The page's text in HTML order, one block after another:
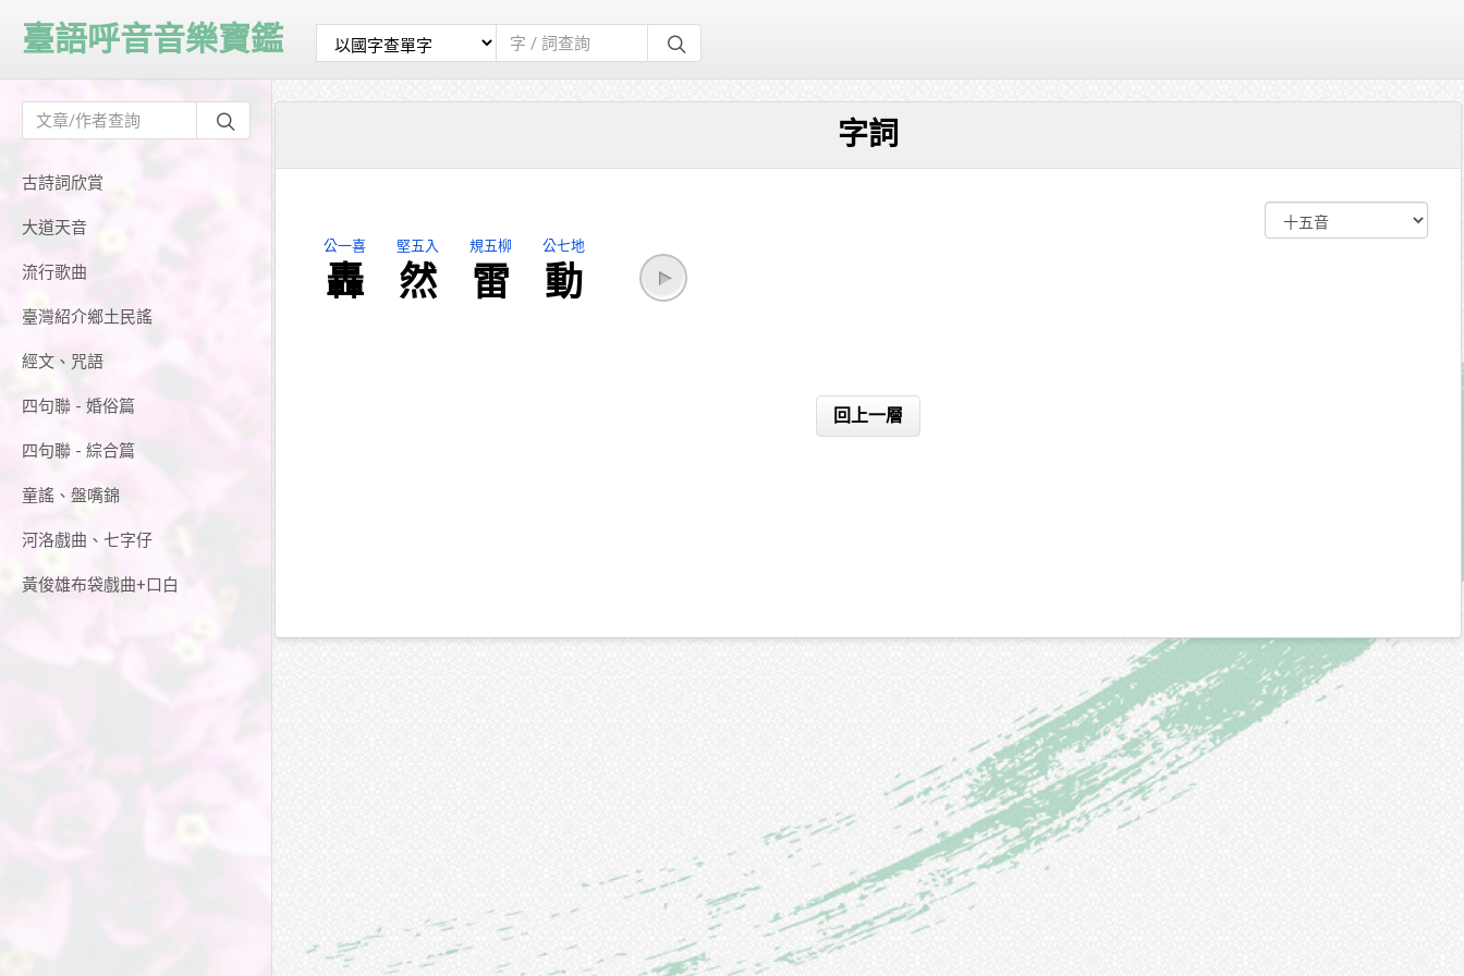
古詩詞欣賞
大道天音
流行歌曲
臺灣紹介鄉土民謠
經文、咒語
四句聯 - 婚俗篇
四句聯 - 綜合篇
童謠、盤嘴錦
河洛戲曲、七字仔
黃俊雄布袋戲曲+口白
臺語呼音音樂寶鑑
字詞
公一喜
轟
堅五入
然
規五柳
雷
公七地
動
回上一層